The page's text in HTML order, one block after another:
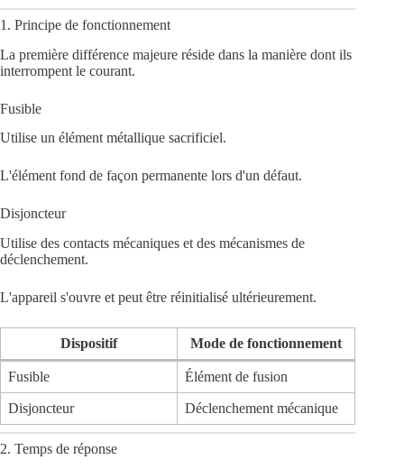
1. Principe de fonctionnement
La première différence majeure réside dans la manière dont ils
interrompent le courant.
Fusible
Utilise un élément métallique sacrificiel.
L'élément fond de façon permanente lors d'un défaut.
Disjoncteur
Utilise des contacts mécaniques et des mécanismes de
déclenchement.
L'appareil s'ouvre et peut être réinitialisé ultérieurement.
Dispositif Mode de fonctionnement
Fusible Élément de fusion
Disjoncteur Déclenchement mécanique
2. Temps de réponse